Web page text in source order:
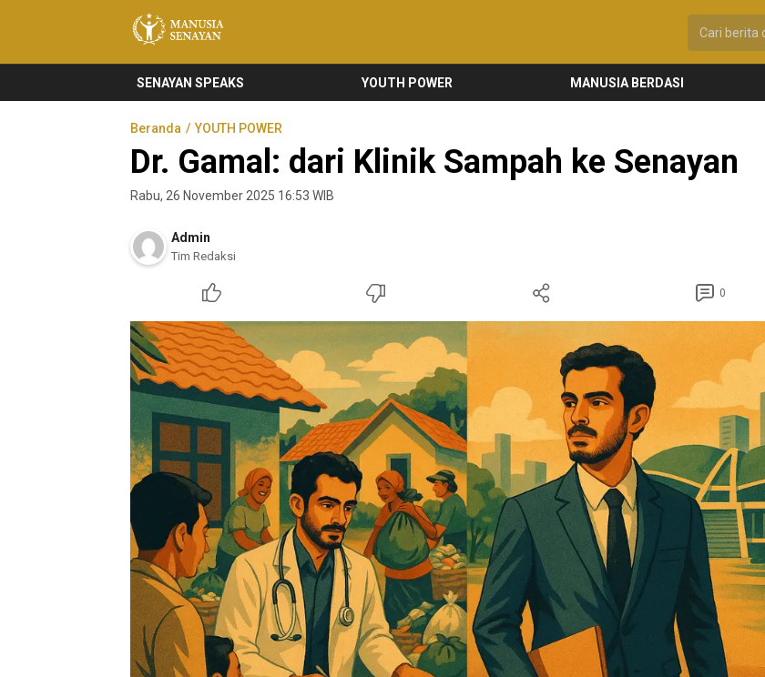
Manusia Senayan
Manusia Bicara, Senayan Bersuara
SENAYAN SPEAKS YOUTH POWER MANUSIA BERDASI
Beranda YOUTH POWER
Dr. Gamal: dari Klinik Sampah ke Senayan
Rabu, 26 November 2025 16:53 WIB
Admin
Tim Redaksi
0